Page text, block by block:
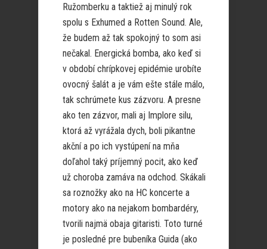
Ružomberku a taktiež aj minulý rok
spolu s Exhumed a Rotten Sound. Ale,
že budem až tak spokojný to som asi
nečakal. Energická bomba, ako keď si
v období chrípkovej epidémie urobíte
ovocný šalát a je vám ešte stále málo,
tak schrúmete kus zázvoru. A presne
ako ten zázvor, mali aj Implore silu,
ktorá až vyrážala dych, boli pikantne
akční a po ich vystúpení na mňa
doľahol taký príjemný pocit, ako keď
už choroba zamáva na odchod. Skákali
sa roznožky ako na HC koncerte a
motory ako na nejakom bombardéry,
tvorili najmä obaja gitaristi. Toto turné
je posledné pre bubeníka Guida (ako